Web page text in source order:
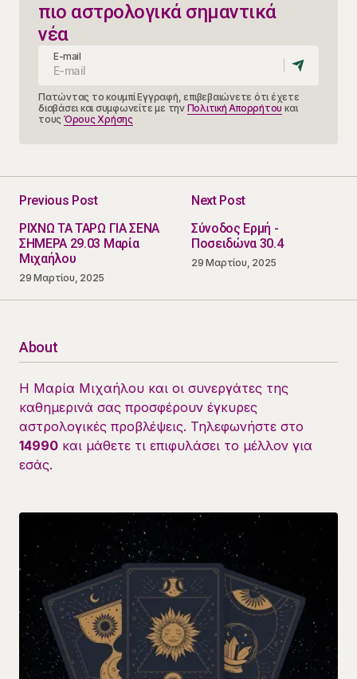
πιο αστρολογικά σημαντικά
νέα
E-mail
Πατώντας το κουμπί Εγγραφή, επιβεβαιώνετε ότι έχετε
διαβάσει και συμφωνείτε με την Πολιτική Απορρήτου και
τους Όρους Χρήσης
Previous Post
ΡΙΧΝΩ ΤΑ ΤΑΡΩ ΓΙΑ ΣΕΝΑ
ΣΗΜΕΡΑ 29.03 Μαρία
Μιχαήλου
29 Μαρτίου, 2025
Next Post
Σύνοδος Ερμή -
Ποσειδώνα 30.4
29 Μαρτίου, 2025
About
Η Μαρία Μιχαήλου και οι συνεργάτες της
καθημερινά σας προσφέρουν έγκυρες
αστρολογικές προβλέψεις. Τηλεφωνήστε στο
14990 και μάθετε τι επιφυλάσει το μέλλον για
εσάς.